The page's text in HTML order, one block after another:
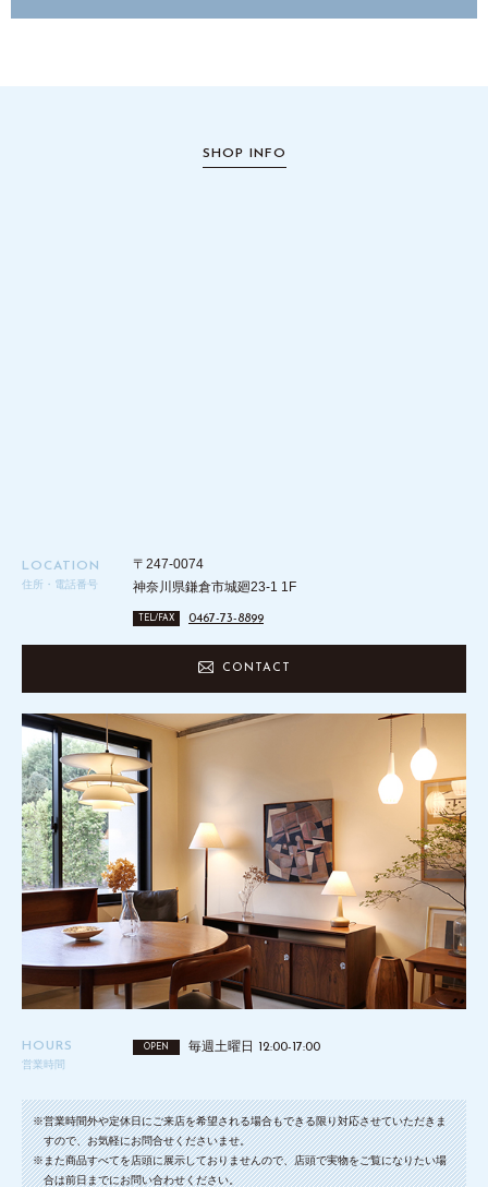
SHOP INFO
LOCATION
住所・電話番号
〒247-0074
神奈川県鎌倉市城廻23-1 1F
TEL/FAX 0467-73-8899
CONTACT
HOURS
営業時間
OPEN 毎週土曜日 12:00-17:00
※営業時間外や定休日にご来店を希望される場合もできる限り対応させていただきま
すので、お気軽にお問合せくださいませ。
※また商品すべてを店頭に展示しておりませんので、店頭で実物をご覧になりたい場
合は前日までにお問い合わせください。